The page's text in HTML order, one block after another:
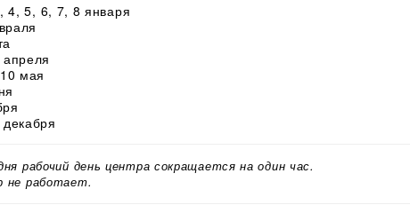
4, 5, 6, 7, 8 января
мая
рабочий день центра сокращается на один час.
не работает.